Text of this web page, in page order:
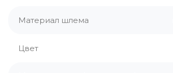
Материал шлема
Цвет